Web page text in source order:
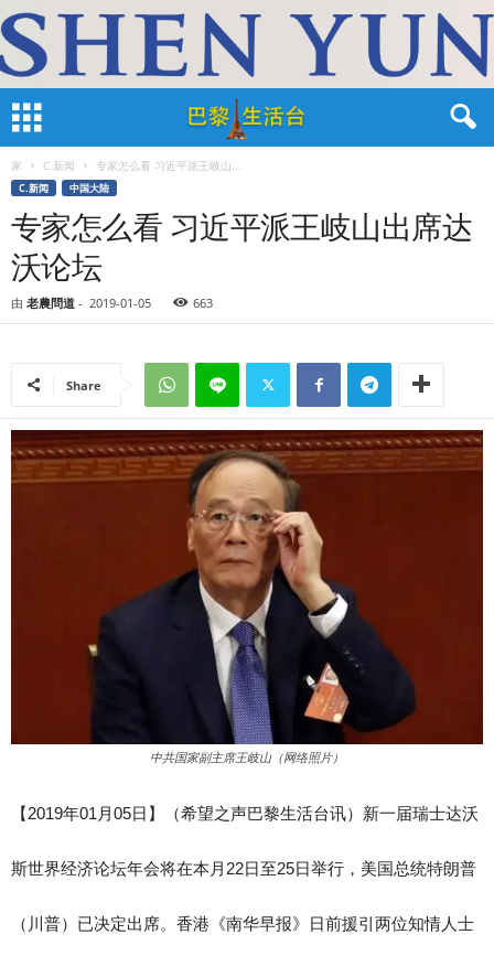
家 C.新闻 专家怎么看 习近平派王岐山...
C.新闻 中国大陆
专家怎么看 习近平派王岐山出席达
沃论坛
由 老農問道 - 2019-01-05 663
Share
中共国家副主席王岐山（网络照片）
【2019年01 月05日】（希望之声巴黎生活台讯）新一届瑞士达沃
斯世界经济论坛年会将在本月22日至25日举行，美国总统特朗普
（川普）已决定出席。香港《南华早报》日前援引两位知情人士